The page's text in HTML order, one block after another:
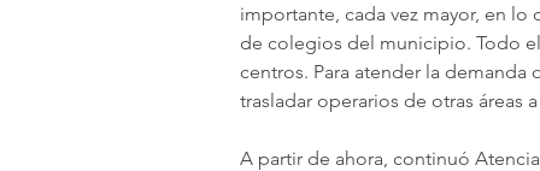
importante, cada vez mayor, en
de colegios del municipio. Todo
centros. Para atender la
trasladar operarios de otras áreas
A partir de ahora, continuó